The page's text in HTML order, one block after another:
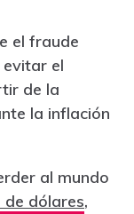
el fraude
el
de la
la inflación
al mundo
de dólares,